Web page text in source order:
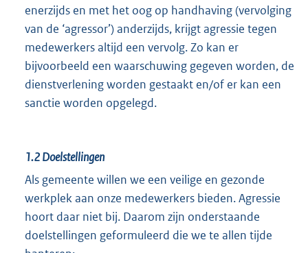
enerzijds en met het oog op handhaving (vervolging
van de ‘agressor’) anderzijds, krijgt agressie tegen
medewerkers altijd een vervolg. Zo kan er
bijvoorbeeld een waarschuwing gegeven worden, de
dienstverlening worden gestaakt en/of er kan een
sanctie worden opgelegd.
1.2Doelstellingen
Als gemeente willen we een veilige en gezonde
werkplek aan onze medewerkers bieden. Agressie
hoort daar niet bij. Daarom zijn onderstaande
doelstellingen geformuleerd die we te allen tijde